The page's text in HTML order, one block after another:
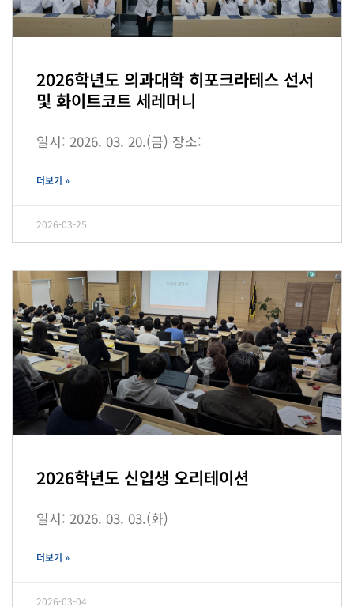
2026학년도 의과대학 히포크라테스 선서
및 화이트코트 세레머니
일시: 2026. 03. 20.(금) 장소:
더보기 »
2026-03-25
2026학년도 신입생 오리테이션
일시: 2026. 03. 03.(화)
더보기 »
2026-03-04